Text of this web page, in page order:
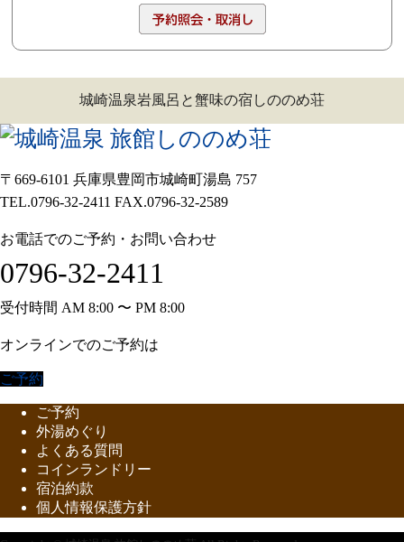
城崎温泉岩風呂と蟹味の宿しののめ荘
〒669-6101 兵庫県豊岡市城崎町湯島 757
TEL.0796-32-2411 FAX.0796-32-2589
お電話でのご予約・お問い合わせ
0796-32-2411
受付時間 AM 8:00 〜 PM 8:00
オンラインでのご予約は
ご予約
ご予約
外湯めぐり
よくある質問
コインランドリー
宿泊約款
個人情報保護方針